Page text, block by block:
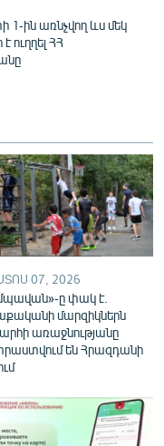
ին առնչվող ևս մեկ
ուղղել ՀՀ
07, 2026
ը փակ է.
մարզիկներն
առաջնությանը
են Հրազդանի